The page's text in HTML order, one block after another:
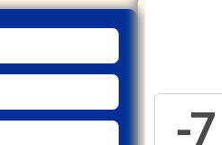
-7